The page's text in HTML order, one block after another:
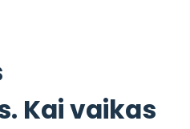
Kai vaikas